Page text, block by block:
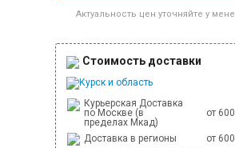
Актуальность цен уточняйте у
Стоимость доставки
Курск и область
Курьерская Доставка
по Москве (в
пределах Мкад)
от
Доставка в регионы от